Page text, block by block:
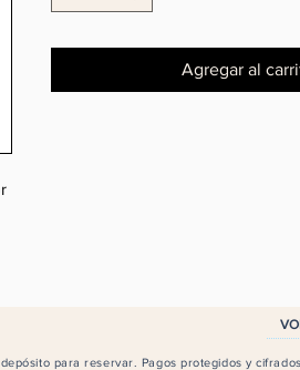
Agregar al
para reservar. Pagos protegidos y